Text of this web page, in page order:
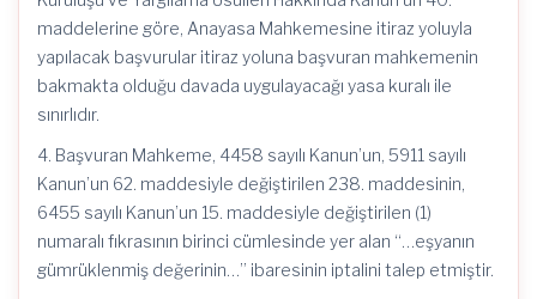
maddelerine göre, Anayasa Mahkemesine itiraz yoluyla
yapılacak başvurular itiraz yoluna başvuran mahkemenin
bakmakta olduğu davada uygulayacağı yasa kuralı ile
sınırlıdır.
4. Başvuran Mahkeme, 4458 sayılı Kanun’un, 5911 sayılı
Kanun’un 62. maddesiyle değiştirilen 238. maddesinin,
6455 sayılı Kanun’un 15. maddesiyle değiştirilen (1)
numaralı fıkrasının birinci cümlesinde yer alan “…eşyanın
gümrüklenmiş değerinin…” ibaresinin iptalini talep etmiştir.